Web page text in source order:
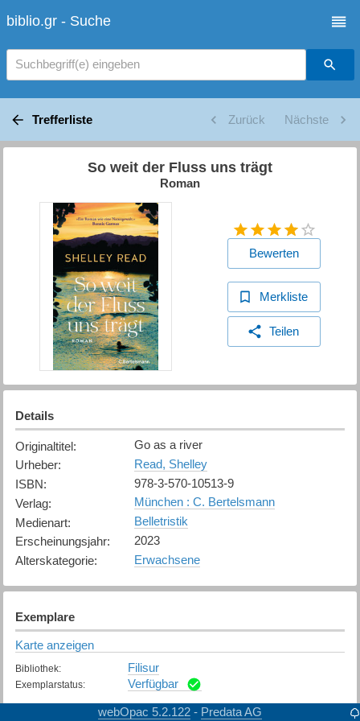
biblio.gr - Suche
Suchbegriff(e) eingeben
Trefferliste Zurück Nächste
So weit der Fluss uns trägt
Roman
Bewerten
Merkliste
Teilen
Details
Originaltitel:
Go as a river
Urheber:
Read, Shelley
ISBN:
978-3-570-10513-9
Verlag:
München : C. Bertelsmann
Medienart:
Belletristik
Erscheinungsjahr:
2023
Alterskategorie: Erwachsene
Exemplare
Karte anzeigen
Bibliothek: Filisur
Exemplarstatus: Verfügbar
Bonaduz
webOpac 5.2.122 - Predata AG